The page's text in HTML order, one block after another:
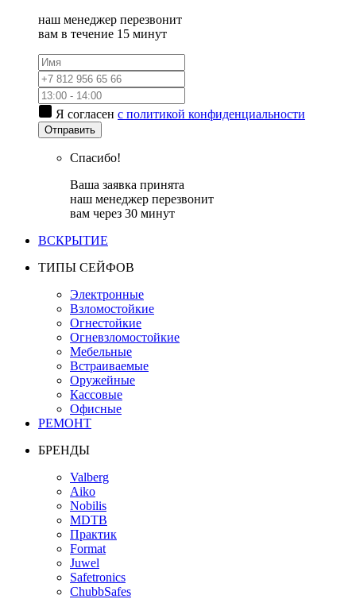
наш менеджер перезвонит
вам в течение 15 минут
Я согласен с политикой конфиденциальности
Отправить
Спасибо!
Ваша заявка принята
наш менеджер перезвонит
вам через 30 минут
ВСКРЫТИЕ
ТИПЫ СЕЙФОВ
Электронные
Взломостойкие
Огнестойкие
Огневзломостойкие
Мебельные
Встраиваемые
Оружейные
Кассовые
Офисные
РЕМОНТ
БРЕНДЫ
Valberg
Aiko
Nobilis
MDTB
Практик
Format
Juwel
Safetronics
ChubbSafes